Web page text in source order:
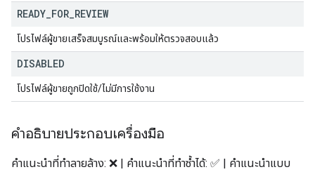
READY FOR REVIEW
โปรไฟล์ผู้ขายเสร็จสมบูรณ์และพร้อมให้ตรวจสอบแล้ว
DISABLED
โปรไฟล์ผู้ขายถูกปิดใช้/ไม่มีการใช้งาน
คำอธิบายประกอบเครื่องมือ
คำแนะนำที่ทำลายล้าง: ❌ | คำแนะนำที่ทำซ้ำได้: ✅ | คำแนะนำแบบ